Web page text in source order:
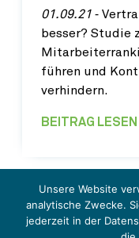
01.09.21 ‐
besser? Studie
führen und
verhindern.
BEITRAG LESEN
© Schmalenbach
Unsere Website
analytische Zwecke.
jederzeit in der